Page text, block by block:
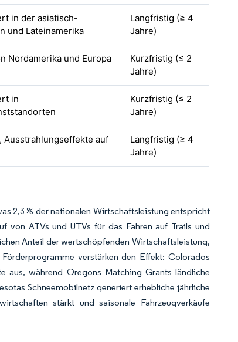
in der asiatisch-
und Lateinamerika
Langfristig (≥ 4
Jahre)
Nordamerika und Europa
Kurzfristig (≤ 2
Jahre)
in
Kurzfristig (≤ 2
Jahre)
Ausstrahlungseffekte auf
Langfristig (≥ 4
Jahre)
2,3 % der nationalen Wirtschaftsleistung entspricht
von ATVs und UTVs für das Fahren auf Trails und
Anteil der wertschöpfenden Wirtschaftsleistung,
verstärken den Effekt: Colorados
aus, während Oregons Matching Grants ländliche
Schneemobilnetz generiert erhebliche jährliche
stärkt und saisonale Fahrzeugverkäufe